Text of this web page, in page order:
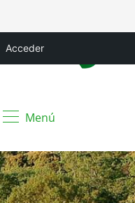
Acceder
Menú